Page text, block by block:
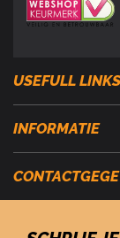
USEFULL LINKS
INFORMATIE